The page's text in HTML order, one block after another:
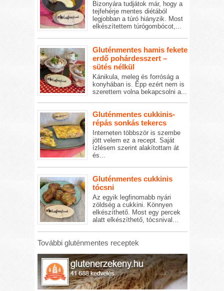
Bizonyára tudjátok már, hogy a
tejfehérje mentes diétából
legjobban a túró hiányzik. Most
elkészítettem túrógombócot,...
Gluténmentes hamis fekete
erdő pohárdesszert –
sütés nélkül
Kánikula, meleg és forróság a
konyhában is. Épp ezért nem is
szerettem volna bekapcsolni a...
Gluténmentes cukkinis-
répás sonkás tekercs
Interneten többször is szembe
jött velem ez a recept. Saját
ízlésem szerint alakítottam át
és...
Gluténmentes cukkinis
tócsni
Az egyik legfinomabb nyári
zöldség a cukkini. Könnyen
elkészíthető. Most egy percek
alatt elkészíthető, tócsnival...
További gluténmentes receptek